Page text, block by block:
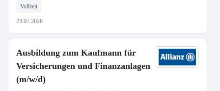
Vollzeit
23.07.2026
Ausbildung zum Kaufmann für
Versicherungen und Finanzanlagen
(m/w/d)